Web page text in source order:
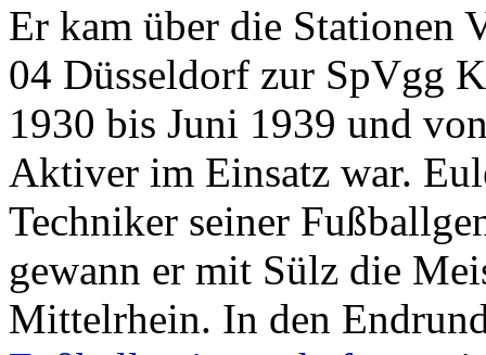
Er kam über die
04 Düsseldorf zur SpVgg
1930 bis Juni 1939 und
Aktiver im Einsatz war.
Techniker seiner
gewann er mit Sülz die
Mittelrhein. In den